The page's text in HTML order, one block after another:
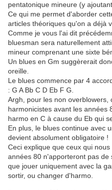
pentatonique mineure (y
Ce qui me permet d'aborder
articles théoriques qu'on a déjà
Comme je vous l'ai dit
bluesman sera naturellement
mineur comprenant une sixte
Un blues en Gm suggèrerait
oreille.
Le blues commence par 4
: G A Bb C D Eb F G.
Argh, pour les non overblowers,
harmonicistes avant les années
harmo en C à cause du Eb qui
En plus, le blues continue avec
devient absolument obligatoire !
Ceci explique que ceux qui
années 80 n'apporteront pas
que jouer uniquement avec la
sortir, ou changer d'harmo.